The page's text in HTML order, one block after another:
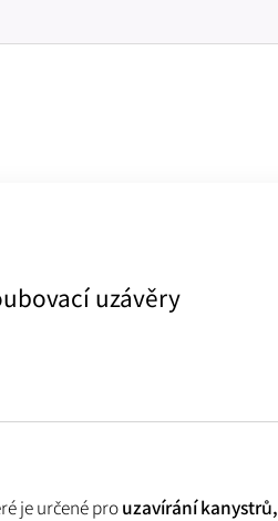
uzávěry
je určené prouzavírání kanystrů,